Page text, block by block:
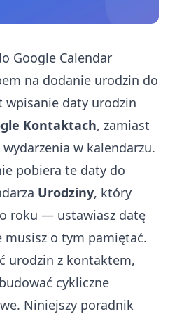
Google Calendar
na dodanie urodzin do
wpisanie daty urodzin
Kontaktach, zamiast
w kalendarzu.
pobiera te daty do
Urodziny, który
roku — ustawiasz datę
musisz o tym pamiętać.
urodzin z kontaktem,
cykliczne
Niniejszy poradnik